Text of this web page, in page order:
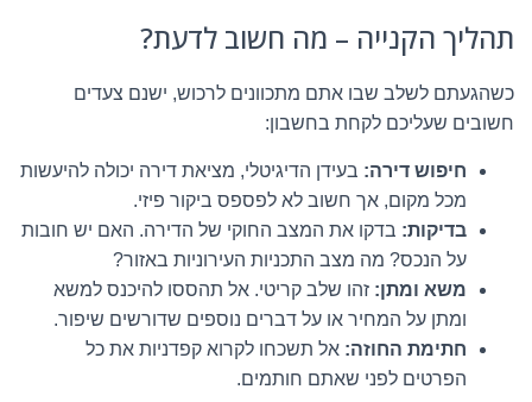
תהליך הקנייה – מה חשוב לדעת?
כשהגעתם לשלב שבו אתם מתכוונים לרכוש, ישנם צעדים
חשובים שעליכם לקחת בחשבון:
חיפוש דירה: בעידן הדיגיטלי, מציאת דירה יכולה להיעשות
מכל מקום, אך חשוב לא לפספס ביקור פיזי.
בדיקות: בדקו את המצב החוקי של הדירה. האם יש חובות
על הנכס? מה מצב התכניות העירוניות באזור?
משא ומתן: זהו שלב קריטי. אל תהססו להיכנס למשא
ומתן על המחיר או על דברים נוספים שדורשים שיפור.
חתימת החוזה: אל תשכחו לקרוא קפדניות את כל
הפרטים לפני שאתם חותמים.